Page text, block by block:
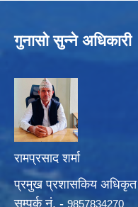
गुनासो सुन्ने अधिकारी
रामप्रसाद शर्मा
प्रमुख प्रशासकिय अधिकृत
सम्पर्क नं. - 9857834270